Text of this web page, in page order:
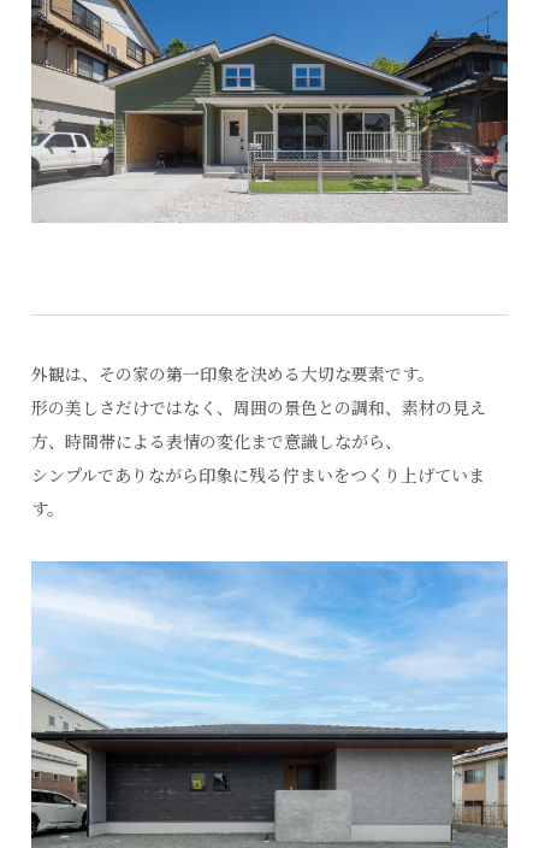
外観は、その家の第一印象を決める大切な要素です。
形の美しさだけではなく、周囲の景色との調和、素材の見え
方、時間帯による表情の変化まで意識しながら、
シンプルでありながら印象に残る佇まいをつくり上げていま
す。